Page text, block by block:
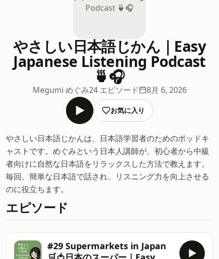
やさしい日本語じかん｜Easy
Japanese Listening Podcast
🍵🎧
Megumi めぐみ24 エピソード 8月 6, 2026
お気に入り
やさしい日本語じかんは、日本語学習者のためのポッドキ
ャストです。めぐみという日本人講師が、初心者から中級
者向けに自然な日本語をリラックスした方法で教えます。
毎回、簡単な日本語で話され、リスニング力を向上させる
のに役立ちます。
エピソード
#29 Supermarkets in Japan